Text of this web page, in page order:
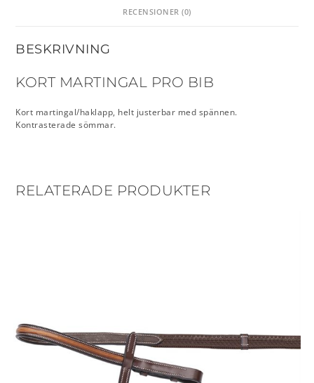
RECENSIONER (0)
BESKRIVNING
KORT MARTINGAL PRO BIB
Kort martingal/haklapp, helt justerbar med spännen.
Kontrasterade sömmar.
RELATERADE PRODUKTER